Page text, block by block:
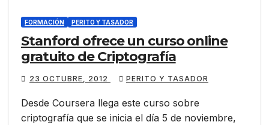
FORMACIÓN PERITO Y TASADOR
Stanford ofrece un curso online
gratuito de Criptografía
23 OCTUBRE, 2012 PERITO Y TASADOR
Desde Coursera llega este curso sobre
criptografía que se inicia el día 5 de noviembre,